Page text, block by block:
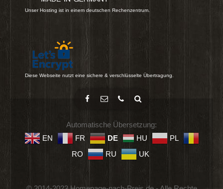
Unser Hosting ist in einem deutschen Rechenzentrum.
Diese Webseite nutzt eine sichere & verschlüsselte Übertragung.
Automatische Übersetzung:
EN
FR DE HU
PL
RO
RU UK